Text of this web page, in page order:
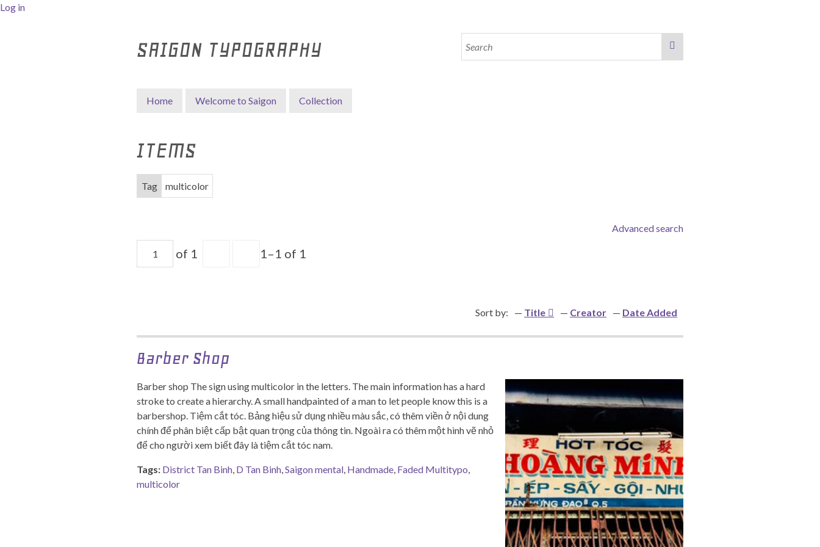
Log in
SAIGON TYPOGRAPHY
Home Welcome to Saigon Collection
ITEMS
Tag multicolor
Advanced search
of 1 1–1 of 1
Sort by: Title Creator Date Added
Barber Shop
Barber shop The sign using multicolor in the letters. The main information has a hard
stroke to create a hierarchy. A small handpainted of a man to let people know this is a
barbershop. Tiệm cắt tóc. Bảng hiệu sử dụng nhiều màu sắc, có thêm viền ở nội dung
chính để phân biệt cấp bật quan trọng của thông tin. Ngoài ra có thêm một hình vẽ nhỏ
để cho người xem biết đây là tiệm cắt tóc nam.
Tags: District Tan Binh, D Tan Binh,Saigon mental, Handmade, Faded Multitypo,
multicolor